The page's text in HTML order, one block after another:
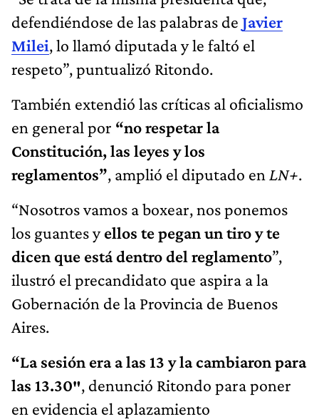
defendiéndose de las palabras de Javier
Milei, lo llamó diputada y le faltó el
respeto”, puntualizó Ritondo.
También extendió las críticas al oficialismo
en general por “no respetar la
Constitución, las leyes y los
reglamentos”, amplió el diputado en LN+.
“Nosotros vamos a boxear, nos ponemos
los guantes yellos te pegan un tiro y te
dicen que está dentro del reglamento”,
ilustró el precandidato que aspira a la
Gobernación de la Provincia de Buenos
Aires.
“La sesión era a las 13 y la cambiaron para
las 13.30″, denunció Ritondo para poner
en evidencia el aplazamiento